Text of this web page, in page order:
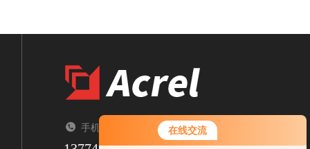
在线交流
手机：TEL